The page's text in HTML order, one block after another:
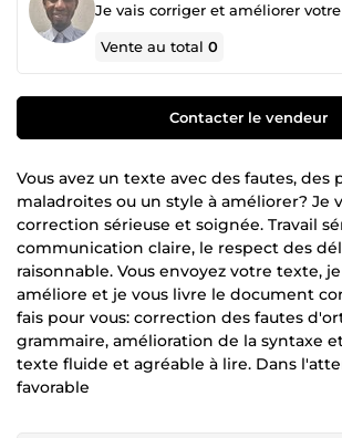
Vente au total0
Contacter le vendeur
Vous avez un texte avec des fautes, des
maladroites ou un style à améliorer? Je
correction sérieuse et soignée. Travail
communication claire, le respect des
raisonnable. Vous envoyez votre texte,
améliore et je vous livre le document
fais pour vous: correction des fautes
grammaire, amélioration de la syntaxe
texte fluide et agréable à lire. Dans
favorable